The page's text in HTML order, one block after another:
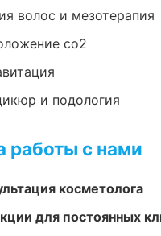
волос и мезотерапия
co2
и подология
работы с нами
косметолога
для постоянных